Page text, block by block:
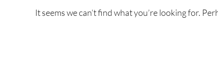
It seems we can’t find what you’re looking for.